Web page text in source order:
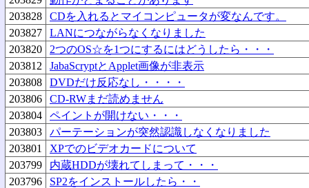
203828
CDを入れるとマイコンピュータが変なんです。
203827
LANにつながらなくなりました
203820
2つのOS☆を1つにするにはどうしたら・・・
203812
JabaScryptとApplet画像が非表示
203808
DVDだけ反応なし・・・・
203806
CD-RWまだ読めません
203804
ペイントが開けない・・・
203803
パーテーションが突然認識しなくなりました
203801
XPでのビデオカードについて
203799
内蔵HDDが壊れてしまって・・・
203796
SP2をインストールしたら・・